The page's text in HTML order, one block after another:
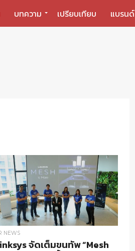
บทความ เปรียบเทียบ แบรนด์
NEWS
จัดเต็มขนทัพ “Mesh